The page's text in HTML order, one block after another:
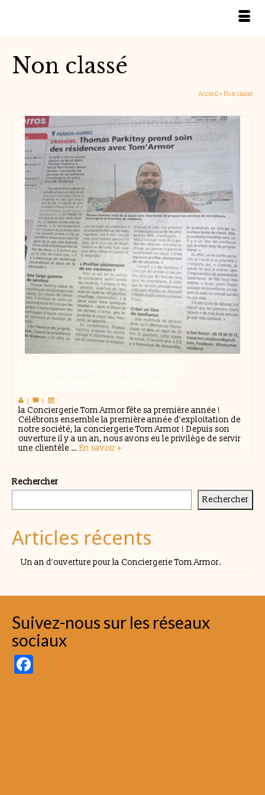
Non classé
Accueil»Non classé
| |
la Conciergerie Tom Armor fête sa première année !
Célébrons ensemble la première année d'exploitation de
notre société, la conciergerie Tom Armor ! Depuis son
ouverture il y a un an, nous avons eu le privilège de servir
une clientèle …En savoir +
Rechercher
Rechercher
Articles récents
Un an d’ouverture pour la Conciergerie Tom Armor.
Suivez-nous sur les réseaux
sociaux